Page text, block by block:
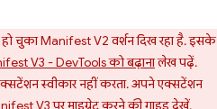
चुका Manifest V2 वर्शन दिख रहा है. इसके
V3 - DevTools को बढ़ानालेख पढ़ें.
स्वीकार नहीं करता. अपने एक्सटेंशन
V3 पर माइग्रेट करने की गाइडदेखें.